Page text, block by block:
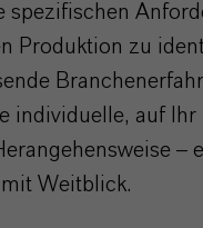
spezifischen
Produktion zu
individuelle, auf Ihr
–
Weitblick.